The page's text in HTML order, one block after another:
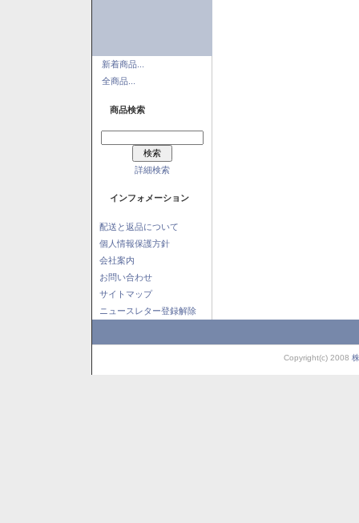
新着商品...
全商品...
商品検索
詳細検索
インフォメーション
配送と返品について
個人情報保護方針
会社案内
お問い合わせ
サイトマップ
ニュースレター登録解除
Copyright(c) 2008